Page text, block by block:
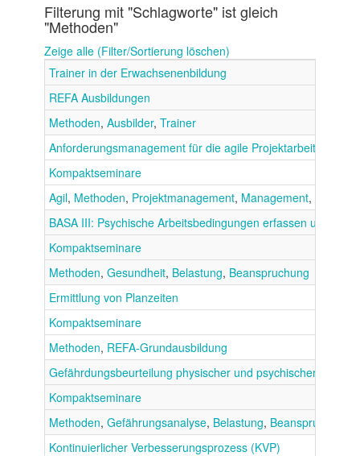
Filterung mit "Schlagworte" ist gleich
"Methoden"
Zeige alle (Filter/Sortierung löschen)
Trainer in der Erwachsenenbildung
REFA Ausbildungen
Methoden, Ausbilder, Trainer
Anforderungsmanagement für die agile Projektarbeit
Kompaktseminare
Agil, Methoden, Projektmanagement, Management,
BASA III: Psychische Arbeitsbedingungen erfassen und
Kompaktseminare
Methoden, Gesundheit, Belastung, Beanspruchung
Ermittlung von Planzeiten
Kompaktseminare
Methoden, REFA-Grundausbildung
Gefährdungsbeurteilung physischer und psychischer
Kompaktseminare
Methoden, Gefährungsanalyse, Belastung, Beanspruchung
Kontinuierlicher Verbesserungsprozess (KVP)